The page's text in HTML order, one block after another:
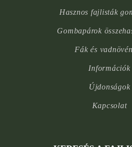
Hasznos fajlisták
Gombapárok
Fák és
Információk
Újdonságok
Kapcsolat